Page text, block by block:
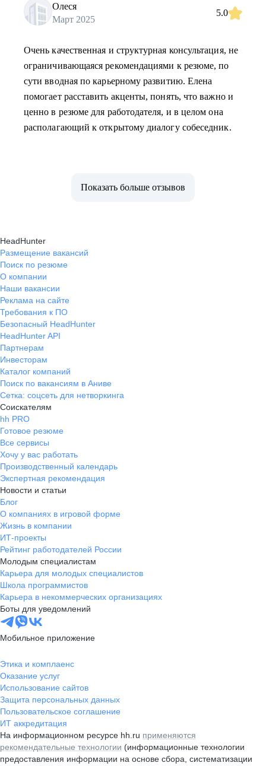
Олеся
Март 2025
5.0
Очень качественная и структурная консультация, не
ограничивающаяся рекомендациями к резюме, по
сути вводная по карьерному развитию. Елена
помогает расставить акценты, понять, что важно и
ценно в резюме для работодателя, и в целом она
располагающий к открытому диалогу собеседник.
Показать больше отзывов
HeadHunter
Размещение вакансий
Поиск по резюме
О компании
Наши вакансии
Реклама на сайте
Требования к ПО
Безопасный HeadHunter
HeadHunter API
Партнерам
Инвесторам
Каталог компаний
Поиск по вакансиям в Аниве
Сетка: соцсеть для нетворкинга
Соискателям
hh PRO
Готовое резюме
Все сервисы
Хочу у вас работать
Производственный календарь
Экспертная рекомендация
Новости и статьи
Блог
О компаниях в игровой форме
Жизнь в компании
ИТ-проекты
Рейтинг работодателей России
Молодым специалистам
Карьера для молодых специалистов
Школа программистов
Карьера в некоммерческих организациях
Боты для уведомлений
Мобильное приложение
Этика и комплаенс
Оказание услуг
Использование сайтов
Защита персональных данных
Пользовательское соглашение
ИТ аккредитация
На информационном ресурсе hh.ru применяются
рекомендательные технологии (информационные технологии
предоставления информации на основе сбора, систематизации